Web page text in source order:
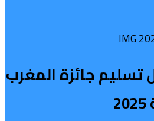
تسليم جائزة المغرب